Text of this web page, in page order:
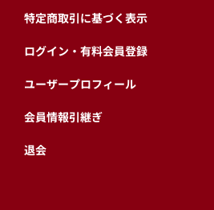
特定商取引に基づく表示
ログイン・有料会員登録
ユーザープロフィール
会員情報引継ぎ
退会